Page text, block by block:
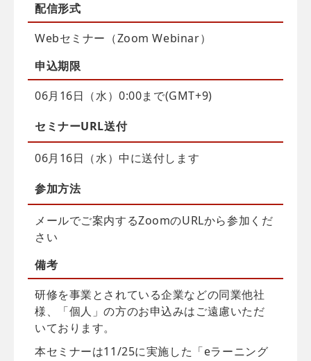
配信形式
Webセミナー（Zoom Webinar）
申込期限
06月16日（水）0:00まで(GMT+9)
セミナーURL送付
06月16日（水）中に送付します
参加方法
メールでご案内するZoomのURLから参加くだ
さい
備考
研修を事業とされている企業などの同業他社
様、「個人」の方のお申込みはご遠慮いただ
いております。
本セミナーは11/25に実施した「eラーニング